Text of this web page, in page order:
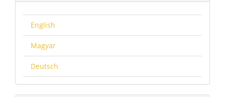
English
Magyar
Deutsch